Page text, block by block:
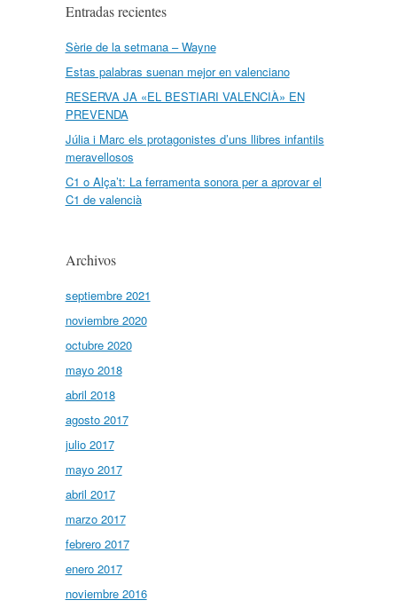
Entradas recientes
Sèrie de la setmana – Wayne
Estas palabras suenan mejor en valenciano
RESERVA JA «EL BESTIARI VALENCIÀ» EN
PREVENDA
Júlia i Marc els protagonistes d’uns llibres infantils
meravellosos
C1 o Alça’t: La ferramenta sonora per a aprovar el
C1 de valencià
Archivos
septiembre 2021
noviembre 2020
octubre 2020
mayo 2018
abril 2018
agosto 2017
julio 2017
mayo 2017
abril 2017
marzo 2017
febrero 2017
enero 2017
noviembre 2016